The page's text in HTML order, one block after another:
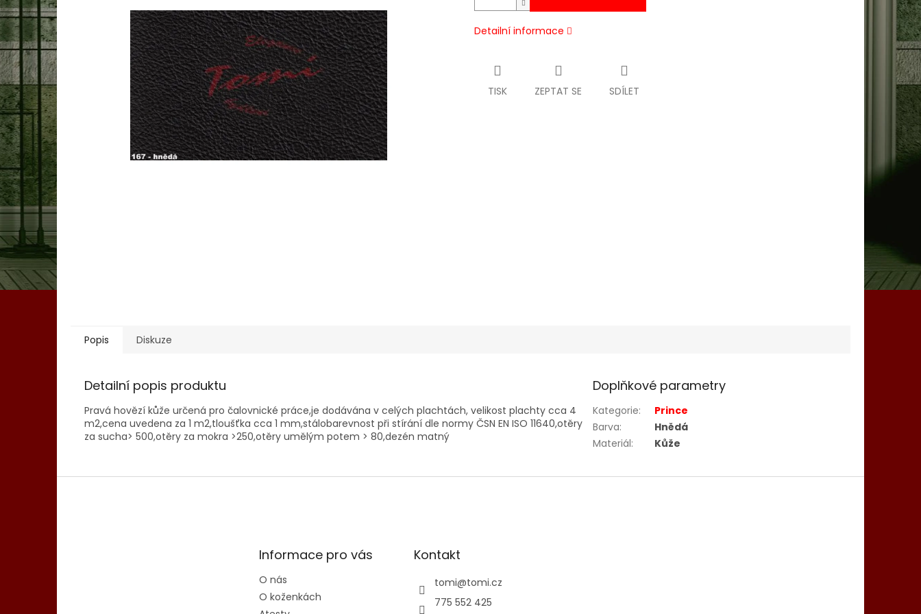
Detailní informace
TISK ZEPTAT SE SDÍLET
Popis Diskuze
Detailní popis produktu
Pravá hovězí kůže určená pro čalovnické práce,je dodávána v celých plachtách, velikost plachty cca 4
m2,cena uvedena za 1 m2,tloušťka cca 1 mm,stálobarevnost při stírání dle normy ČSN EN ISO 11640,otěry
za sucha> 500,otěry za mokra >250,otěry umělým potem > 80,dezén matný
Doplňkové parametry
Kategorie:
Prince
Barva:
Hnědá
Materiál: Kůže
Informace pro vás
O nás
O koženkách
Kontakt
tomi@tomi.cz
775 552 425